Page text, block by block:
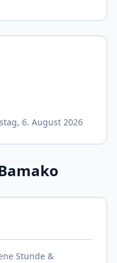
6. August 2026
Stunde &